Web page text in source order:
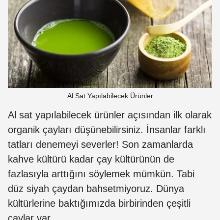
Al Sat Yapılabilecek Ürünler
Al sat yapılabilecek ürünler açısından ilk olarak
organik çayları düşünebilirsiniz. İnsanlar farklı
tatları denemeyi severler! Son zamanlarda
kahve kültürü kadar çay kültürünün de
fazlasıyla arttığını söylemek mümkün. Tabi
düz siyah çaydan bahsetmiyoruz. Dünya
kültürlerine baktığımızda birbirinden çeşitli